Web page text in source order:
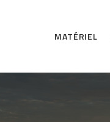
MATÉRIEL